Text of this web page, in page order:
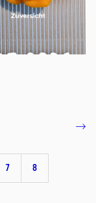
7 8